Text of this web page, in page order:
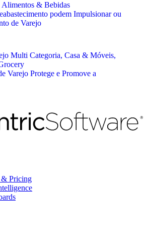
& Bebidas
podem Impulsionar ou
de Varejo
Multi Categoria, Casa & Móveis,
Varejo Protege e Promove a
& Pricing